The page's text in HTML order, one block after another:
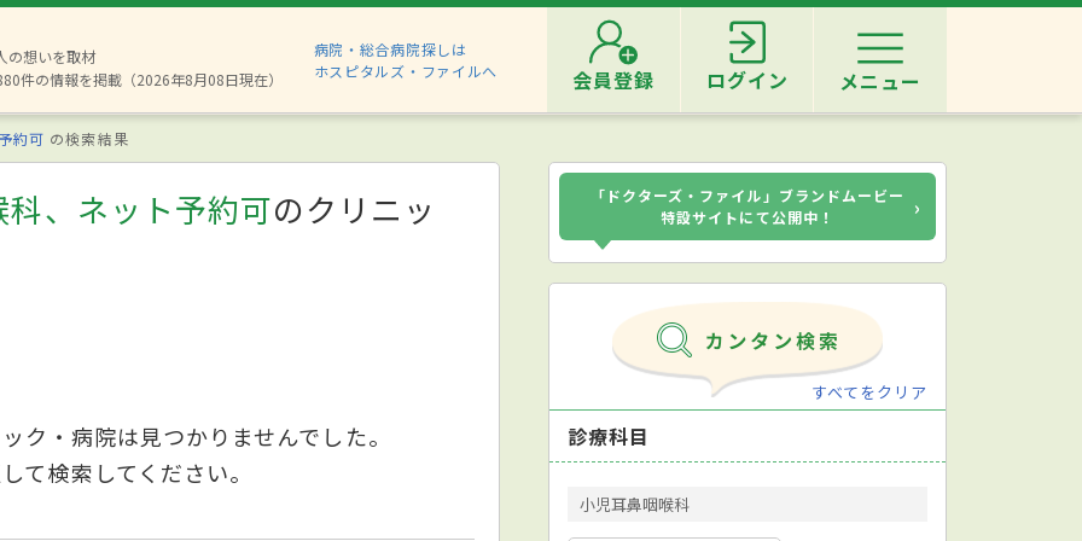
の想いを取材
件の情報を掲載（2026年8月08日現在）
病院・総合病院探しは
ホスピタルズ・ファイルへ
会員登録 ログイン メニュー
約可 の検索結果
、ネット予約可のクリニッ
ク・病院は見つかりませんでした。
て検索してください。
「ドクターズ・ファイル」ブランドムービー
特設サイトにて公開中！
›
すべてをクリア
診療科目
小児耳鼻咽喉科